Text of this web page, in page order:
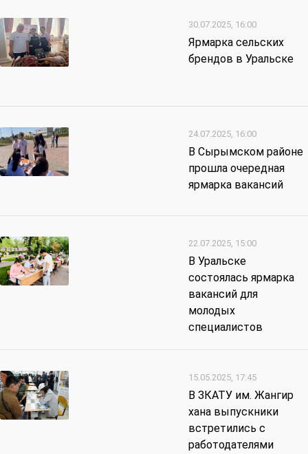
30.07.2025, 16:00
Ярмарка сельских
брендов в Уральске
24.07.2025, 16:00
В Сырымском районе
прошла очередная
ярмарка вакансий
22.07.2025, 15:00
В Уральске
состоялась ярмарка
вакансий для
молодых
специалистов
15.05.2025, 17:45
В ЗКАТУ им. Жангир
хана выпускники
встретились с
работодателями